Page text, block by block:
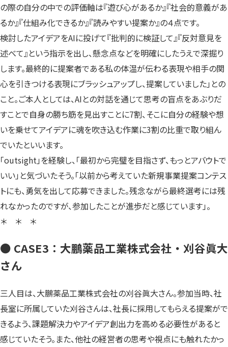
の際の自分の中での評価軸は『遊び心があるか』『社会的意義があ
るか』『仕組み化できるか』『読みやすい提案か』の４点です。
検討したアイデアをAIに投げて『批判的に検証して』『反対意見を
述べて』という指示を出し、懸念点などを明確にしたうえで深掘り
します。最終的に提案者である私の体温が伝わる表現や相手の関
心を引きつける表現にブラッシュアップし、提案していました」との
こと。ご本人としては、AIとの対話を通じて思考の盲点をあぶりだ
すことで自身の勝ち筋を見出すことに7割、そこに自分の経験や想
いを乗せてアイデアに魂を吹き込む作業に3割の比重で取り組ん
でいたといいます。
「outsight」を経験し、「最初から完璧を目指さず、もっとアバウトで
いい」と気づいたそう。「以前から考えていた新規事業提案コンテス
トにも、勇気を出して応募できました。残念ながら最終選考には残
れなかったのですが、参加したことが進歩だと感じています」。
＊ ＊ ＊
● CASE3：大鵬薬品工業株式会社・刈谷眞大
さん
三人目は、大鵬薬品工業株式会社の刈谷眞大さん。参加当時、社
長室に所属していた刈谷さんは、社長に採用してもらえる提案がで
きるよう、課題解決力やアイデア創出力を高める必要性があると
感じていたそう。また、他社の経営者の思考や視点にも触れたかっ